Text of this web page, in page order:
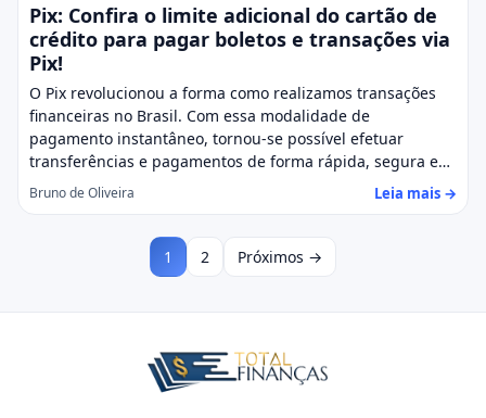
Pix: Confira o limite adicional do cartão de
crédito para pagar boletos e transações via
Pix!
O Pix revolucionou a forma como realizamos transações
financeiras no Brasil. Com essa modalidade de
pagamento instantâneo, tornou-se possível efetuar
transferências e pagamentos de forma rápida, segura e…
Bruno de Oliveira Leia mais →
1 2 Próximos →